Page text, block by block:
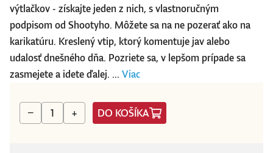
výtlačkov - získajte jeden z nich, s vlastnoručným
podpisom od Shootyho. Môžete sa na ne pozerať ako na
karikatúru. Kreslený vtip, ktorý komentuje jav alebo
udalosť dnešného dňa. Pozriete sa, v lepšom prípade sa
zasmejete a idete ďalej. ... Viac
− + DO KOŠÍKA